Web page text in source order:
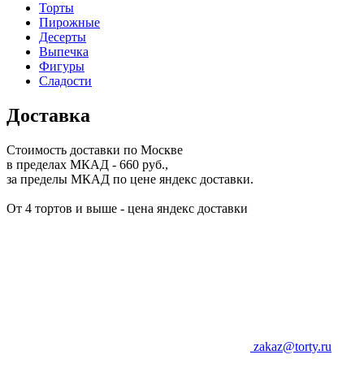
Торты
Пирожные
Десерты
Выпечка
Фигуры
Сладости
Доставка
Стоимость доставки по Москве
в пределах МКАД - 660 руб.,
за пределы МКАД по цене яндекс доставки.
От 4 тортов и выше - цена яндекс доставки
zakaz@torty.ru